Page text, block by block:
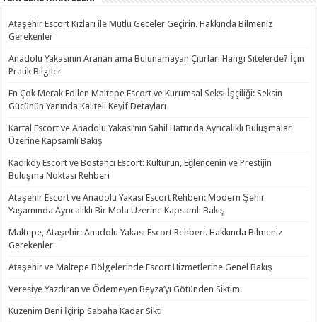
Ataşehir Escort Kızları ile Mutlu Geceler Geçirin. Hakkında Bilmeniz
Gerekenler
Anadolu Yakasının Aranan ama Bulunamayan Çıtırları Hangi Sitelerde? İçin
Pratik Bilgiler
En Çok Merak Edilen Maltepe Escort ve Kurumsal Seksi İşçiliği: Seksin
Gücünün Yanında Kaliteli Keyif Detayları
Kartal Escort ve Anadolu Yakası’nın Sahil Hattında Ayrıcalıklı Buluşmalar
Üzerine Kapsamlı Bakış
Kadıköy Escort ve Bostancı Escort: Kültürün, Eğlencenin ve Prestijin
Buluşma Noktası Rehberi
Ataşehir Escort ve Anadolu Yakası Escort Rehberi: Modern Şehir
Yaşamında Ayrıcalıklı Bir Mola Üzerine Kapsamlı Bakış
Maltepe, Ataşehir: Anadolu Yakası Escort Rehberi. Hakkında Bilmeniz
Gerekenler
Ataşehir ve Maltepe Bölgelerinde Escort Hizmetlerine Genel Bakış
Veresiye Yazdıran ve Ödemeyen Beyza’yı Götünden Siktim.
Kuzenim Beni İçirip Sabaha Kadar Sikti